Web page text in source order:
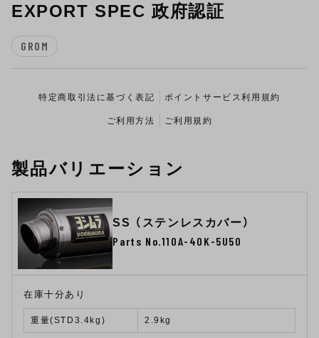
EXPORT SPEC 政府認証
GROM
特定商取引法に基づく表記 ポイントサービス利用規約
ご利用方法 ご利用規約
製品バリエーション
SS （ステンレスカバー）
Parts No.110A-40K-5U50
在庫十分あり
重量(STD3.4kg) 2.9kg